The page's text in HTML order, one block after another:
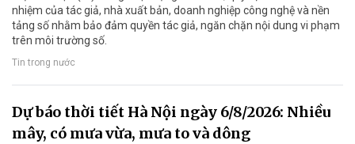
nhiệm của tác giả, nhà xuất bản, doanh nghiệp công nghệ và nền
tảng số nhằm bảo đảm quyền tác giả, ngăn chặn nội dung vi phạm
trên môi trường số.
Tin trong nước
Dự báo thời tiết Hà Nội ngày 6/8/2026: Nhiều
mây, có mưa vừa, mưa to và dông